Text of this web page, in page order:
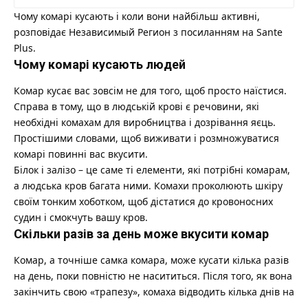
Чому комарі кусають і коли вони найбільш активні,
розповідає Независимый Регион з посиланням на Sante
Plus.
Чому комарі кусають людей
Комар кусає вас зовсім не для того, щоб просто наїстися.
Справа в тому, що в людській крові є речовини, які
необхідні комахам для виробництва і дозрівання яєць.
Простішими словами, щоб виживати і розмножуватися
комарі повинні вас вкусити.
Білок і залізо – це саме ті елементи, які потрібні комарам,
а людська кров багата ними. Комахи проколюють шкіру
своїм тонким хоботком, щоб дістатися до кровоносних
судин і смокчуть вашу кров.
Скільки разів за день може вкусити комар
Комар, а точніше самка комара, може кусати кілька разів
на день, поки повністю не насититься. Після того, як вона
закінчить свою «трапезу», комаха відводить кілька днів на